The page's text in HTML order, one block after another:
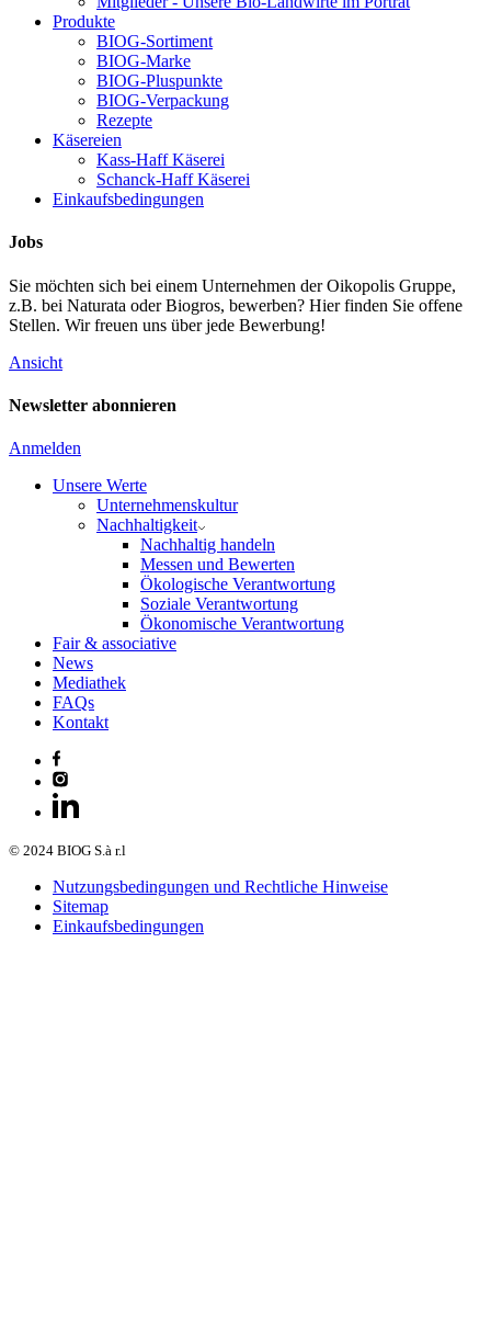
Produkte
BIOG-Sortiment
BIOG-Marke
BIOG-Pluspunkte
BIOG-Verpackung
Rezepte
Käsereien
Kass-Haff Käserei
Schanck-Haff Käserei
Einkaufsbedingungen
Jobs
Sie möchten sich bei einem Unternehmen der Oikopolis Gruppe,
z.B. bei Naturata oder Biogros, bewerben? Hier finden Sie offene
Stellen. Wir freuen uns über jede Bewerbung!
Ansicht
Newsletter abonnieren
Anmelden
Unsere Werte
Unternehmenskultur
Nachhaltigkeit
Nachhaltig handeln
Messen und Bewerten
Ökologische Verantwortung
Soziale Verantwortung
Ökonomische Verantwortung
Fair & associative
News
Mediathek
FAQs
Kontakt
© 2024 BIOG S.à r.l
Nutzungsbedingungen und Rechtliche Hinweise
Sitemap
Einkaufsbedingungen